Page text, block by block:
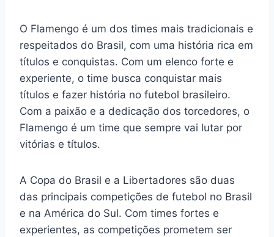
O Flamengo é um dos times mais tradicionais e
respeitados do Brasil, com uma história rica em
títulos e conquistas. Com um elenco forte e
experiente, o time busca conquistar mais
títulos e fazer história no futebol brasileiro.
Com a paixão e a dedicação dos torcedores, o
Flamengo é um time que sempre vai lutar por
vitórias e títulos.
A Copa do Brasil e a Libertadores são duas
das principais competições de futebol no Brasil
e na América do Sul. Com times fortes e
experientes, as competições prometem ser